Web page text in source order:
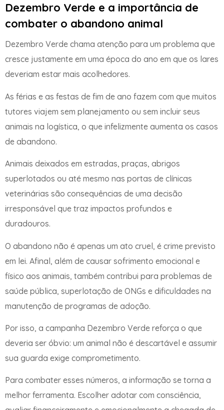
Dezembro Verde e a importância de
combater o abandono animal
Dezembro Verde chama atenção para um problema que
cresce justamente em uma época do ano em que os lares
deveriam estar mais acolhedores.
As férias e as festas de fim de ano fazem com que muitos
tutores viajem sem planejamento ou sem incluir seus
animais na logística, o que infelizmente aumenta os casos
de abandono.
Animais deixados em estradas, praças, abrigos
superlotados ou até mesmo nas portas de clínicas
veterinárias são consequências de uma decisão
irresponsável que traz impactos profundos e
duradouros.
O abandono não é apenas um ato cruel, é crime previsto
em lei. Afinal, além de causar sofrimento emocional e
físico aos animais, também contribui para problemas de
saúde pública, superlotação de ONGs e dificuldades na
manutenção de programas de adoção.
Por isso, a campanha Dezembro Verde reforça o que
deveria ser óbvio: um animal não é descartável e assumir
sua guarda exige comprometimento.
Para combater esses números, a informação se torna a
melhor ferramenta. Escolher adotar com consciência,